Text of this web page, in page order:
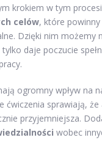
krokiem w tym
celów, które
Dzięki nim możemy
daje poczucie
ogromny wpływ na
ćwiczenia sprawiają,
przyjemniejsza.
wobec